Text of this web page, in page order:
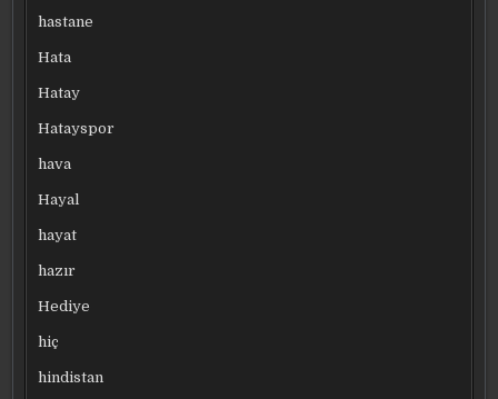
hastane
Hata
Hatay
Hatayspor
hava
Hayal
hayat
hazır
Hediye
hiç
hindistan